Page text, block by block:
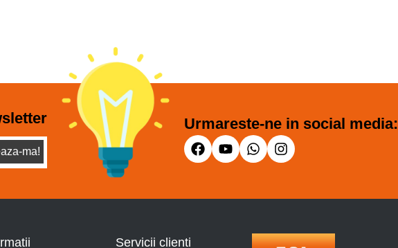
ma!
Urmareste-ne in social media:
Servicii clienti